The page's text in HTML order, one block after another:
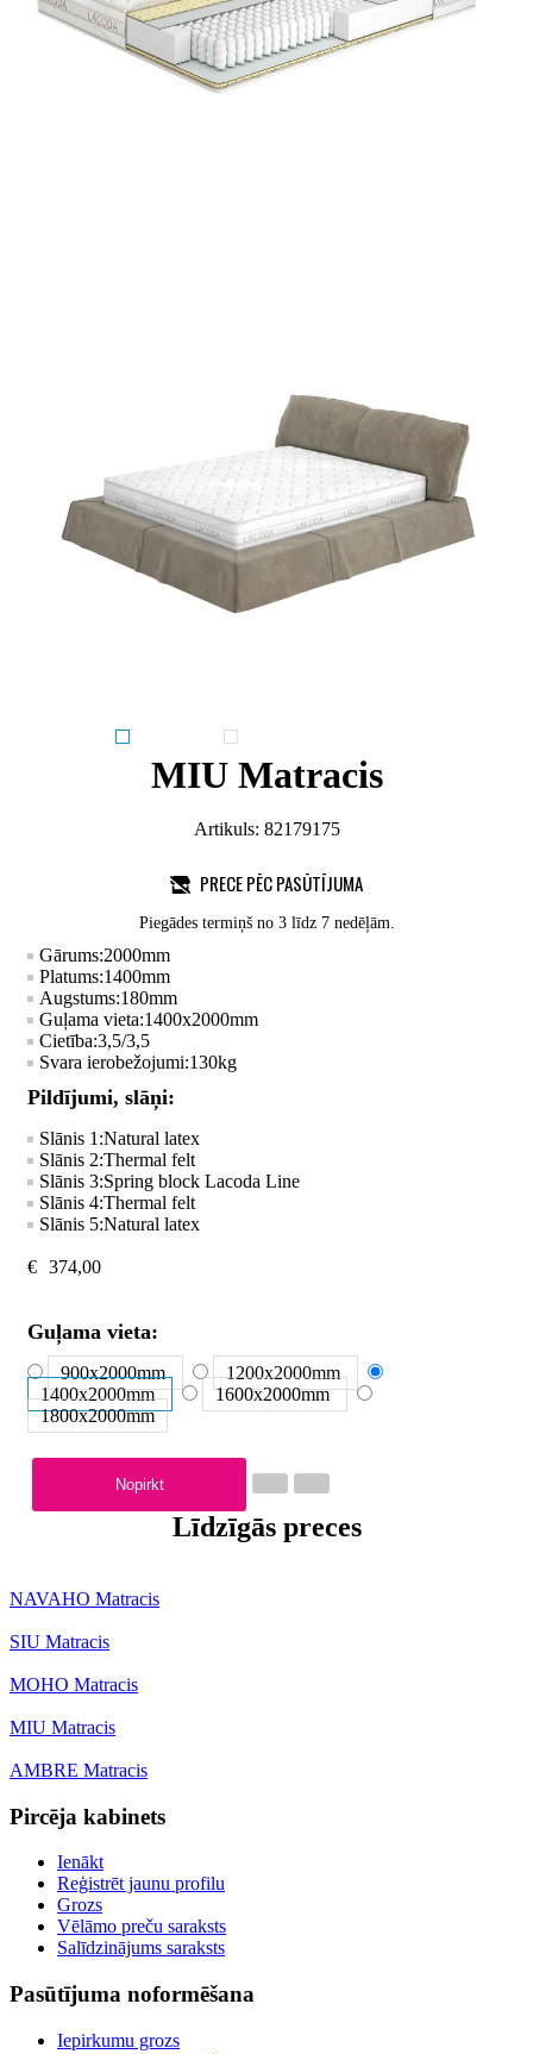
MIU Matracis
Artikuls: 82179175
PRECE PĒC PASŪTĪJUMA
Piegādes termiņš no 3 līdz 7 nedēļām.
Gārums:2000mm
Platums:1400mm
Augstums:180mm
Guļama vieta:1400x2000mm
Cietība:3,5/3,5
Svara ierobežojumi:130kg
Pildījumi, slāņi:
Slānis 1:Natural latex
Slānis 2:Thermal felt
Slānis 3:Spring block Lacoda Line
Slānis 4:Thermal felt
Slānis 5:Natural latex
€ 374,00
Guļama vieta:
900x2000mm 1200x2000mm
1400x2000mm 1600x2000mm
1800x2000mm
Nopirkt
Līdzīgās preces
NAVAHO Matracis
SIU Matracis
MOHO Matracis
MIU Matracis
AMBRE Matracis
Pircēja kabinets
Ienākt
Reģistrēt jaunu profilu
Grozs
Vēlāmo preču saraksts
Salīdzinājums saraksts
Pasūtījuma noformēšana
Iepirkumu grozs